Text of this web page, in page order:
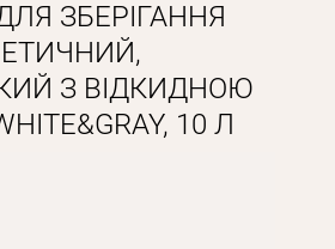
ПІКЛУВАННЯ
ВІД СПЕКИ
ВИРОБНИЦТВО
ЗБЕРІГАННЯ
З ВІДКИДНОЮ
10 Л